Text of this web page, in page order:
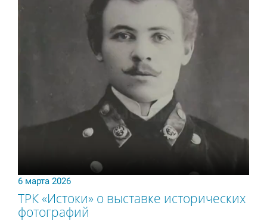
6 марта 2026
ТРК «Истоки» о выставке исторических
фотографий